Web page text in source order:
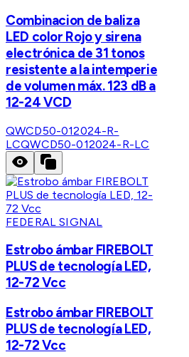
Combinacion de baliza
LED color Rojo y sirena
electrónica de 31 tonos
resistente a la intemperie
de volumen máx. 123 dB a
12-24 VCD
QWCD50-012024-R-
LCQWCD50-012024-R-LC
FEDERAL SIGNAL
Estrobo ámbar FIREBOLT
PLUS de tecnología LED,
12-72 Vcc
Estrobo ámbar FIREBOLT
PLUS de tecnología LED,
12-72 Vcc